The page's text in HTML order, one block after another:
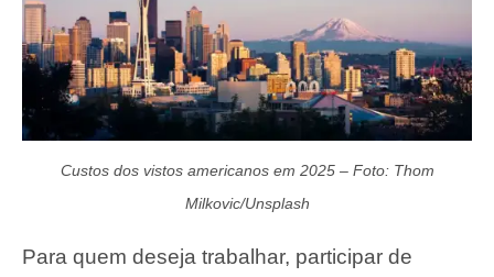
Custos dos vistos americanos em 2025 – Foto: Thom
Milkovic/Unsplash
Para quem deseja trabalhar, participar de